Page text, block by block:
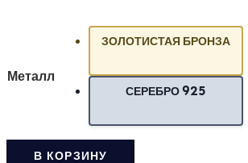
Металл
ЗОЛОТИСТАЯ БРОНЗА
СЕРЕБРО 925
В КОРЗИНУ